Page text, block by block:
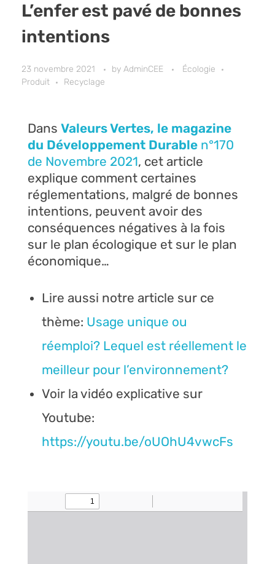
L’enfer est pavé de bonnes
intentions
23 novembre 2021 by AdminCEE
Écologie
Produit
Recyclage
Dans Valeurs Vertes, le magazine
du Développement Durable n°170
de Novembre 2021, cet article
explique comment certaines
réglementations, malgré de bonnes
intentions, peuvent avoir des
conséquences négatives à la fois
sur le plan écologique et sur le plan
économique…
Lire aussi notre article sur ce
thème: Usage unique ou
réemploi? Lequel est réellement le
meilleur pour l’environnement?
Voir la vidéo explicative sur
Youtube:
https://youtu.be/oUOhU4vwcFs